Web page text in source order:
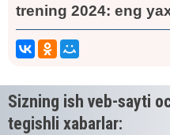
trening 2024: eng
Sizning ish veb-sayti
tegishli xabarlar: